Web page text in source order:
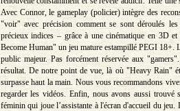
Avec Connor, le gameplay (policier) intègre des
"voir" avec précision comment se sont déroulés
précieux indices – grâce à une cinématique en 3D
Become Human" un jeu mature estampillé PEGI 18+.
public majeur. Pas forcément réservée aux
résultat. De notre point de vue, là où "Heavy Rain"
surpasse haut la main. Nous vous recommandons
regarder les vidéos. Enfin, nous avons aussi trouvé
féminin qui joue l’assistante à l'écran d'accueil du